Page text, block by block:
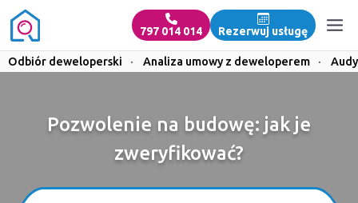
797 014 014 Rezerwuj usługę
Odbiór deweloperski · Analiza umowy z deweloperem ·
Pozwolenie na budowę: jak je
zweryfikować?